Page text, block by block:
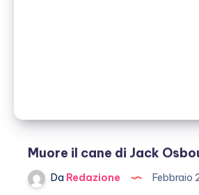
Muore il cane di Jack
Da Redazione Febbraio